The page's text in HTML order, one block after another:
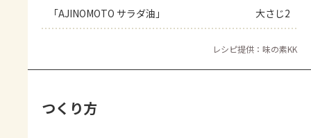
「AJINOMOTO サラダ油」 大さじ2
レシピ提供：味の素KK
つくり方